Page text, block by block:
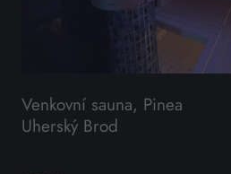
Venkovní sauna, Pinea
Uherský Brod